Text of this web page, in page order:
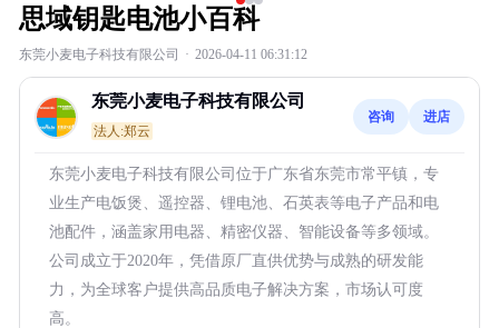
思域钥匙电池小百科
东莞小麦电子科技有限公司 · 2026-04-11 06:31:12
东莞小麦电子科技有限公司
法人:郑云
咨询 进店
东莞小麦电子科技有限公司位于广东省东莞市常平镇，专
业生产电饭煲、遥控器、锂电池、石英表等电子产品和电
池配件，涵盖家用电器、精密仪器、智能设备等多领域。
公司成立于2020年，凭借原厂直供优势与成熟的研发能
力，为全球客户提供高品质电子解决方案，市场认可度
高。